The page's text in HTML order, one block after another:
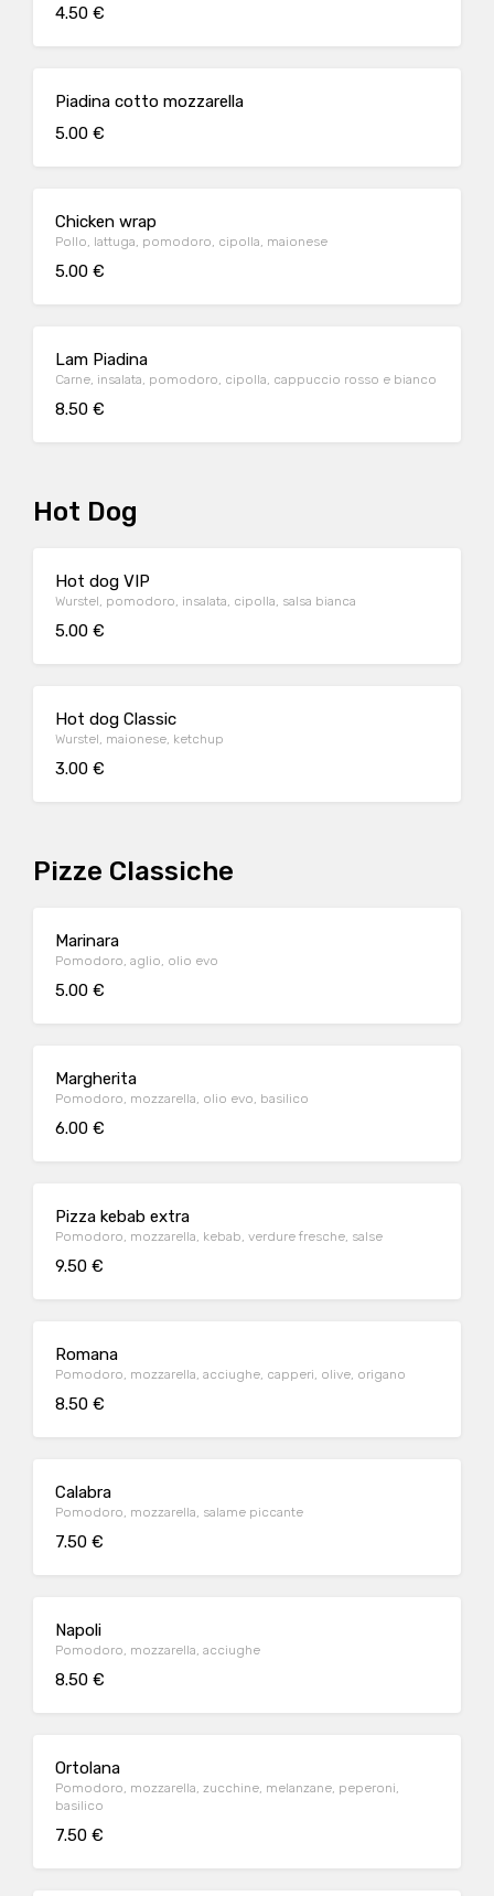
4.50 €
Piadina cotto mozzarella
5.00 €
Chicken wrap
Pollo, lattuga, pomodoro, cipolla, maionese
5.00 €
Lam Piadina
Carne, insalata, pomodoro, cipolla, cappuccio rosso e bianco
8.50 €
Hot Dog
Hot dog VIP
Wurstel, pomodoro, insalata, cipolla, salsa bianca
5.00 €
Hot dog Classic
Wurstel, maionese, ketchup
3.00 €
Pizze Classiche
Marinara
Pomodoro, aglio, olio evo
5.00 €
Margherita
Pomodoro, mozzarella, olio evo, basilico
6.00 €
Pizza kebab extra
Pomodoro, mozzarella, kebab, verdure fresche, salse
9.50 €
Romana
Pomodoro, mozzarella, acciughe, capperi, olive, origano
8.50 €
Calabra
Pomodoro, mozzarella, salame piccante
7.50 €
Napoli
Pomodoro, mozzarella, acciughe
8.50 €
Ortolana
Pomodoro, mozzarella, zucchine, melanzane, peperoni,
basilico
7.50 €